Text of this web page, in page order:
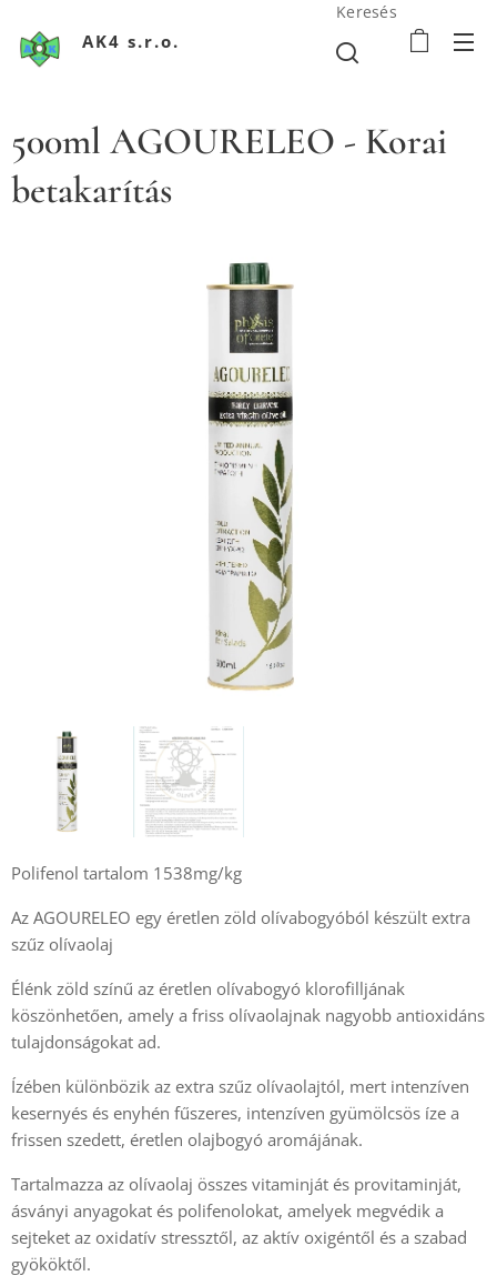
AK4 s.r.o.
Keresés
500ml AGOURELEO - Korai
betakarítás
Polifenol tartalom 1538mg/kg
Az AGOURELEO egy éretlen zöld olívabogyóból készült extra
szűz olívaolaj
Élénk zöld színű az éretlen olívabogyó klorofilljának
köszönhetően, amely a friss olívaolajnak nagyobb antioxidáns
tulajdonságokat ad.
Ízében különbözik az extra szűz olívaolajtól, mert intenzíven
kesernyés és enyhén fűszeres, intenzíven gyümölcsös íze a
frissen szedett, éretlen olajbogyó aromájának.
Tartalmazza az olívaolaj összes vitaminját és provitaminját,
ásványi anyagokat és polifenolokat, amelyek megvédik a
sejteket az oxidatív stressztől, az aktív oxigéntől és a szabad
gyököktől.